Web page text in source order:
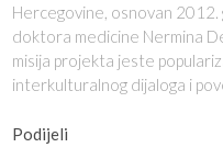
Hercegovine, osnovan
doktora medicine Nermina
misija projekta jeste
interkulturalnog dijaloga i
Podijeli